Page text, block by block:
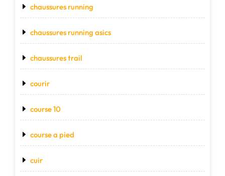
chaussures running
chaussures running asics
chaussures trail
courir
course 10
course a pied
cuir